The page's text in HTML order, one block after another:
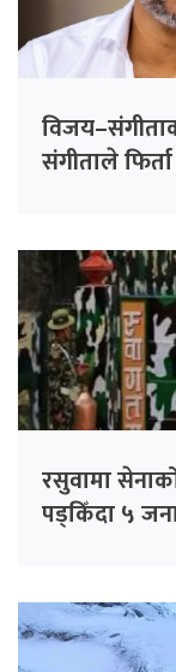
संगीता‍ले
रसुवामा
पड्किँदा ५